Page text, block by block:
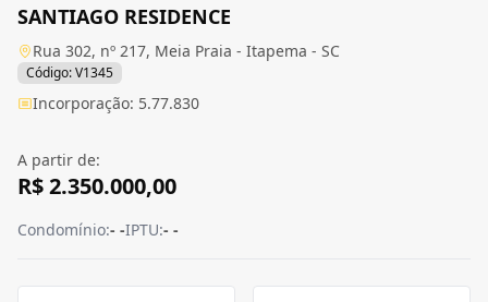
SANTIAGO RESIDENCE
Rua 302, nº 217, Meia Praia - Itapema - SC
Código: V1345
Incorporação: 5.77.830
A partir de:
R$ 2.350.000,00
Condomínio:- -IPTU:- -